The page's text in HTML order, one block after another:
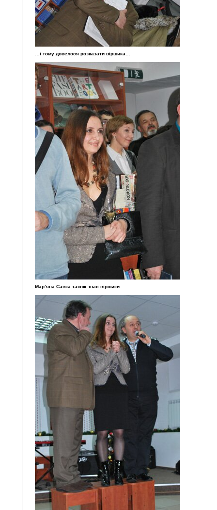
…і тому довелося розказати віршика…
Мар’яна Савка також знає віршики…